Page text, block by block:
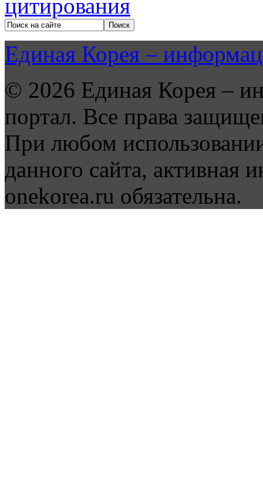
Единая Корея –
© 2026 Единая Корея –
портал. Все права
При любом
данного сайта, активная
onekorea.ru обязательна.